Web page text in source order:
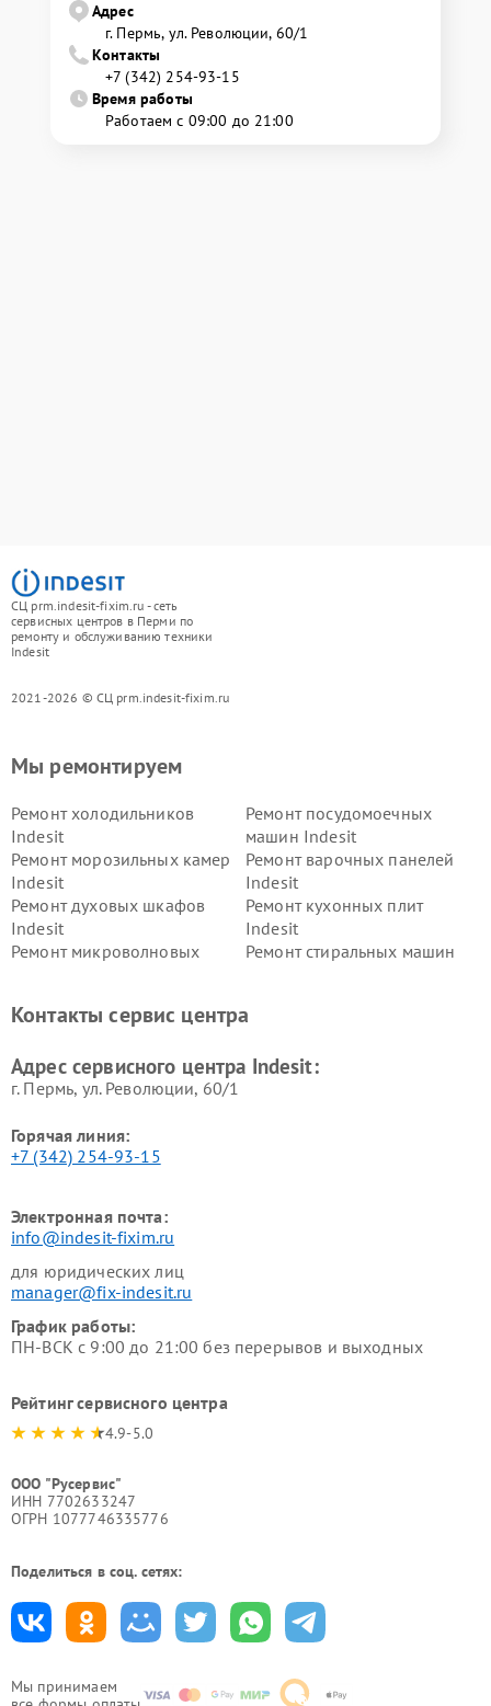
Адрес
г. Пермь, ул. ​Революции, 60/1
Контакты
+7 (342) 254-93-15
Время работы
Работаем с 09:00 до 21:00
СЦ prm.indesit-fixim.ru - сеть
сервисных центров в Перми по
ремонту и обслуживанию техники
Indesit
2021-2026 © СЦ prm.indesit-fixim.ru
Мы принимаем
Мы ремонтируем
Ремонт холодильников
Indesit
Ремонт посудомоечных
машин Indesit
Ремонт морозильных камер
Indesit
Ремонт варочных панелей
Indesit
Ремонт духовых шкафов
Indesit
Ремонт кухонных плит
Indesit
Ремонт микроволновых
Ремонт стиральных машин
Indesit
Indesit
Контакты сервис центра
Адрес сервисного центра Indesit:
г. Пермь, ул. ​Революции, 60/1
Горячая линия:
+7 (342) 254-93-15
Электронная почта:
info@indesit-fixim.ru
для юридических лиц
manager@fix-indesit.ru
График работы:
ПН-ВСК с 9:00 до 21:00 без перерывов и выходных
Рейтинг сервисного центра
4.9-5.0
ООО "Русервис"
ИНН 7702633247
ОГРН 1077746335776
Поделиться в соц. сетях: